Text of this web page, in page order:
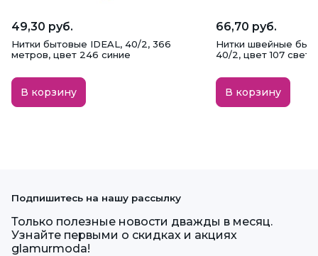
49,30 руб.
Нитки бытовые IDEAL, 40/2, 366
метров, цвет 246 синие
В корзину
66,70 руб.
Нитки швейные
40/2, цвет 107
В корзину
Подпишитесь на нашу рассылку
Только полезные новости дважды в месяц.
Узнайте первыми о скидках и акциях
glamurmoda!